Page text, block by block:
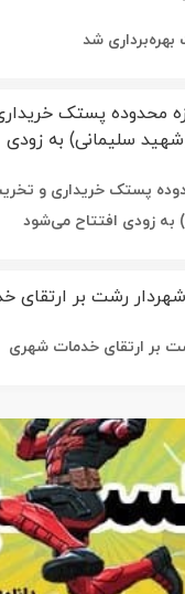
شد
به زودی افتتاح می‌شود
بر ارتقای خدمات شهری